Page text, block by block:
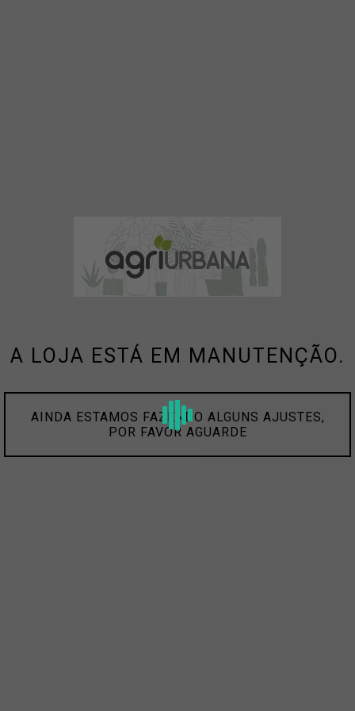
A LOJA ESTÁ EM MANUTENÇÃO.
AINDA ESTAMOS FAZENDO ALGUNS AJUSTES,
POR FAVOR AGUARDE